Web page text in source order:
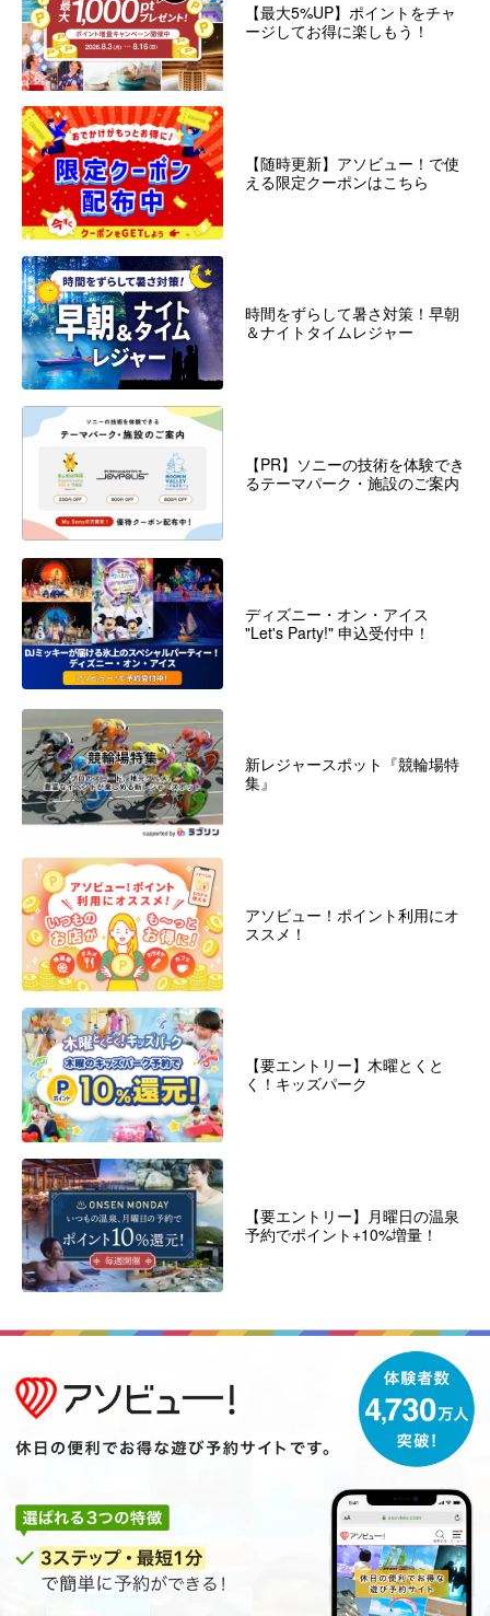
【最大5%UP】ポイントをチャ
ージしてお得に楽しもう！
【随時更新】アソビュー！で使
える限定クーポンはこちら
時間をずらして暑さ対策！早朝
＆ナイトタイムレジャー
【PR】ソニーの技術を体験でき
るテーマパーク・施設のご案内
ディズニー・オン・アイス
"Let's Party!" 申込受付中！
新レジャースポット『競輪場特
集』
アソビュー！ポイント利用にオ
ススメ！
【要エントリー】木曜とくと
く！キッズパーク
【要エントリー】月曜日の温泉
予約でポイント+10%増量！